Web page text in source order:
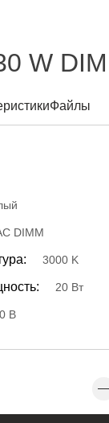
W DIM
Файлы
DIMM
3000 K
20 Вт
В